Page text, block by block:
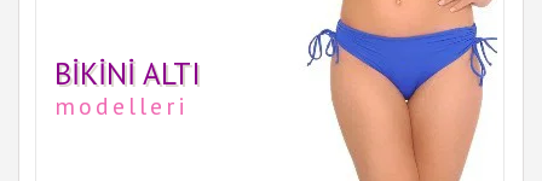
BIKINI ALTI
modelleri